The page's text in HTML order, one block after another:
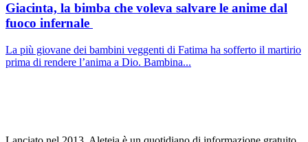
Giacinta, la bimba che voleva salvare le anime dal
fuoco infernale
La più giovane dei bambini veggenti di Fatima ha sofferto il martirio
prima di rendere l’anima a Dio. Bambina...